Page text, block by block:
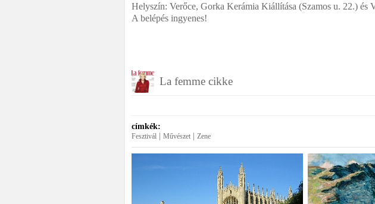
Helyszín: Verőce, Gorka Kerámia Kiállítása (Szamos u. 22.) és
A belépés ingyenes!
La femme cikke
címkék:
Fesztivál Művészet Zene